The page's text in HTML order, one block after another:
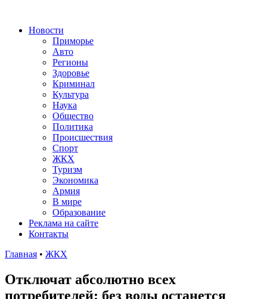
Новости
Приморье
Авто
Регионы
Здоровье
Криминал
Культура
Наука
Общество
Политика
Происшествия
Спорт
ЖКХ
Туризм
Экономика
Армия
В мире
Образование
Реклама на сайте
Контакты
Главная • ЖКХ
Отключат абсолютно всех
потребителей: без воды останется